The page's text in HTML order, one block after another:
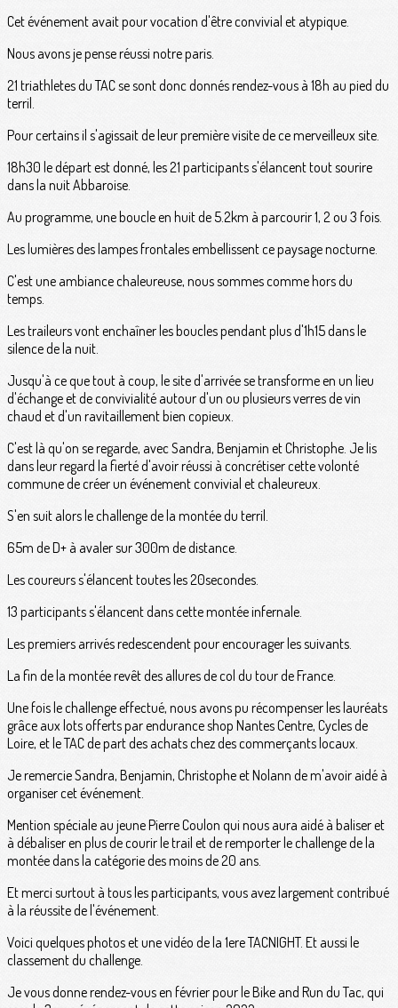
Cet événement avait pour vocation d'être convivial et atypique.
Nous avons je pense réussi notre paris.
21 triathletes du TAC se sont donc donnés rendez-vous à 18h au pied du
terril.
Pour certains il s'agissait de leur première visite de ce merveilleux site.
18h30 le départ est donné, les 21 participants s'élancent tout sourire
dans la nuit Abbaroise.
Au programme, une boucle en huit de 5.2km à parcourir 1, 2 ou 3 fois.
Les lumières des lampes frontales embellissent ce paysage nocturne.
C'est une ambiance chaleureuse, nous sommes comme hors du
temps.
Les traileurs vont enchaîner les boucles pendant plus d'1h15 dans le
silence de la nuit.
Jusqu'à ce que tout à coup, le site d'arrivée se transforme en un lieu
d'échange et de convivialité autour d'un ou plusieurs verres de vin
chaud et d'un ravitaillement bien copieux.
C'est là qu'on se regarde, avec Sandra, Benjamin et Christophe. Je lis
dans leur regard la fierté d'avoir réussi à concrétiser cette volonté
commune de créer un événement convivial et chaleureux.
S'en suit alors le challenge de la montée du terril.
65m de D+ à avaler sur 300m de distance.
Les coureurs s'élancent toutes les 20secondes.
13 participants s'élancent dans cette montée infernale.
Les premiers arrivés redescendent pour encourager les suivants.
La fin de la montée revêt des allures de col du tour de France.
Une fois le challenge effectué, nous avons pu récompenser les lauréats
grâce aux lots offerts par endurance shop Nantes Centre, Cycles de
Loire, et le TAC de part des achats chez des commerçants locaux.
Je remercie Sandra, Benjamin, Christophe et Nolann de m'avoir aidé à
organiser cet événement.
Mention spéciale au jeune Pierre Coulon qui nous aura aidé à baliser et
à débaliser en plus de courir le trail et de remporter le challenge de la
montée dans la catégorie des moins de 20 ans.
Et merci surtout à tous les participants, vous avez largement contribué
à la réussite de l'événement.
Voici quelques photos et une vidéo de la 1ere TACNIGHT. Et aussi le
classement du challenge.
Je vous donne rendez-vous en février pour le Bike and Run du Tac, qui